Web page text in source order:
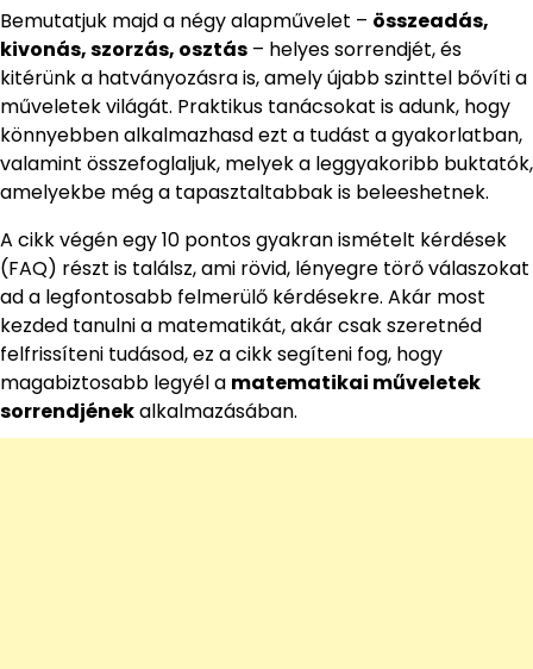
Bemutatjuk majd a négy alapművelet – összeadás,
kivonás, szorzás, osztás – helyes sorrendjét, és
kitérünk a hatványozásra is, amely újabb szinttel bővíti a
műveletek világát. Praktikus tanácsokat is adunk, hogy
könnyebben alkalmazhasd ezt a tudást a gyakorlatban,
valamint összefoglaljuk, melyek a leggyakoribb buktatók,
amelyekbe még a tapasztaltabbak is beleeshetnek.
A cikk végén egy 10 pontos gyakran ismételt kérdések
(FAQ) részt is találsz, ami rövid, lényegre törő válaszokat
ad a legfontosabb felmerülő kérdésekre. Akár most
kezded tanulni a matematikát, akár csak szeretnéd
felfrissíteni tudásod, ez a cikk segíteni fog, hogy
magabiztosabb legyél a matematikai műveletek
sorrendjénekalkalmazásában.